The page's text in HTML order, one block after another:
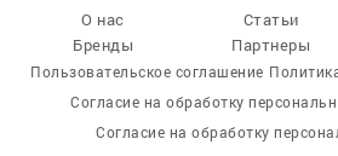
О нас Статьи
Бренды
Партнеры
Пользовательское соглашение
Согласие на обработку
Согласие на обработку